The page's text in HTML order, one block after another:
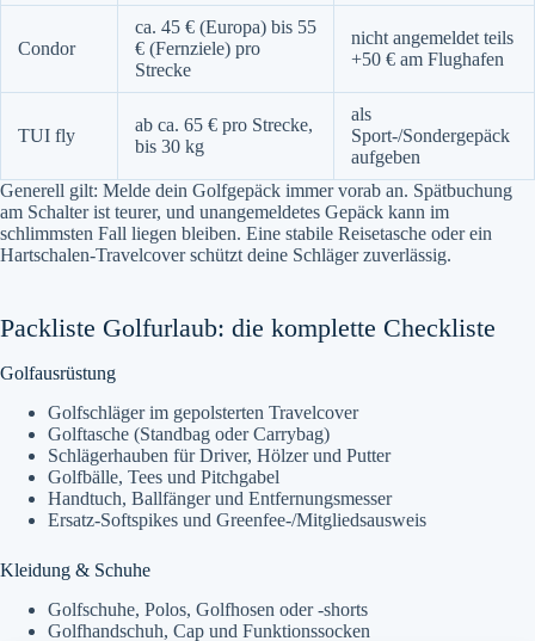
Condor
ca. 45 € (Europa) bis 55
€ (Fernziele) pro
Strecke
nicht angemeldet teils
+50 € am Flughafen
TUI fly
ab ca. 65 € pro Strecke,
bis 30 kg
als
Sport-/Sondergepäck
aufgeben
Generell gilt: Melde dein Golfgepäck immer vorab an. Spätbuchung
am Schalter ist teurer, und unangemeldetes Gepäck kann im
schlimmsten Fall liegen bleiben. Eine stabile Reisetasche oder ein
Hartschalen-Travelcover schützt deine Schläger zuverlässig.
Packliste Golfurlaub: die komplette Checkliste
Golfausrüstung
Golfschläger im gepolsterten Travelcover
Golftasche (Standbag oder Carrybag)
Schlägerhauben für Driver, Hölzer und Putter
Golfbälle, Tees und Pitchgabel
Handtuch, Ballfänger und Entfernungsmesser
Ersatz-Softspikes und Greenfee-/Mitgliedsausweis
Kleidung & Schuhe
Golfschuhe, Polos, Golfhosen oder -shorts
Golfhandschuh, Cap und Funktionssocken